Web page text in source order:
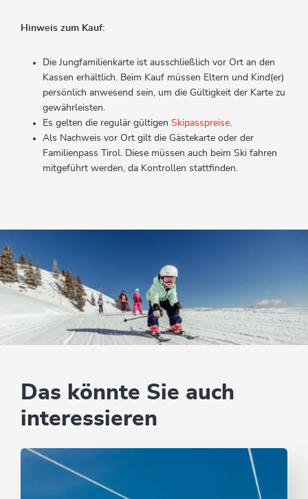
Hinweis zum Kauf:
Die Jungfamilienkarte ist ausschließlich vor Ort an den
Kassen erhältlich. Beim Kauf müssen Eltern und Kind(er)
persönlich anwesend sein, um die Gültigkeit der Karte zu
gewährleisten.
Es gelten die regulär gültigen Skipasspreise.
Als Nachweis vor Ort gilt die Gästekarte oder der
Familienpass Tirol. Diese müssen auch beim Ski fahren
mitgeführt werden, da Kontrollen stattfinden.
Das könnte Sie auch
interessieren